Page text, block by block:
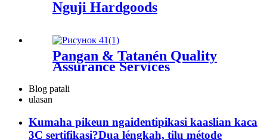
Nguji Hardgoods
Pangan & Tatanén Quality
Assurance Services
Blog patali
ulasan
Kumaha pikeun ngaidentipikasi kaaslian kaca
3C sertifikasi?Dua léngkah, tilu métode